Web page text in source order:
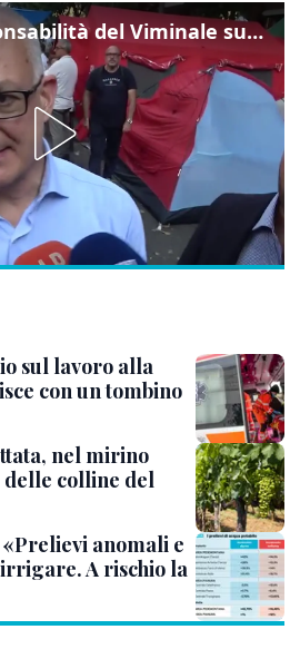
Gualtieri: "Responsabilità del Viminale su Spin Time? La posizione dei partiti è nota"
sul lavoro alla
con un tombino
nel mirino
colline del
anomali e
A rischio la